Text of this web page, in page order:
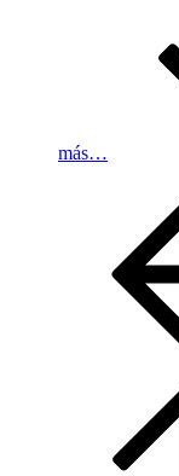
más…